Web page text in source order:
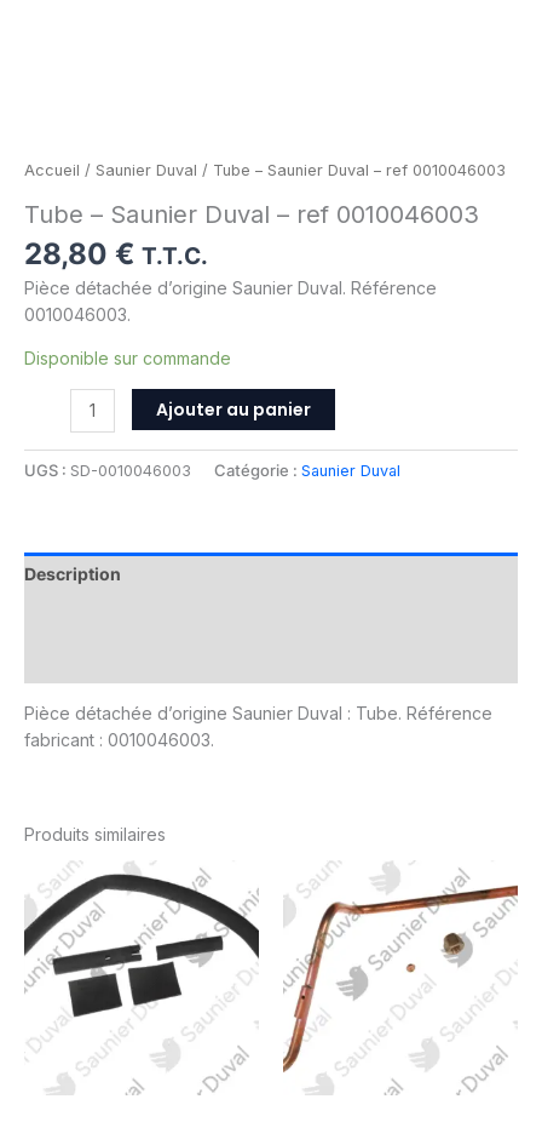
Accueil / Saunier Duval / Tube – Saunier Duval – ref 0010046003
Tube – Saunier Duval – ref 0010046003
28,80 € T.T.C.
Pièce détachée d’origine Saunier Duval. Référence
0010046003.
Disponible sur commande
Ajouter au panier
UGS : SD-0010046003 Catégorie : Saunier Duval
Description
Pièce détachée d’origine Saunier Duval : Tube. Référence
fabricant : 0010046003.
Produits similaires